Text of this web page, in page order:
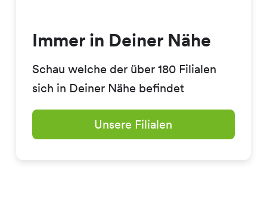
Immer in Deiner Nähe
Schau welche der über 180 Filialen
sich in Deiner Nähe befindet
Unsere Filialen